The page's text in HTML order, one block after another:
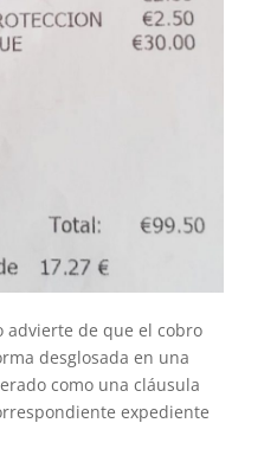
advierte de que el cobro
desglosada en una
como una cláusula
expediente